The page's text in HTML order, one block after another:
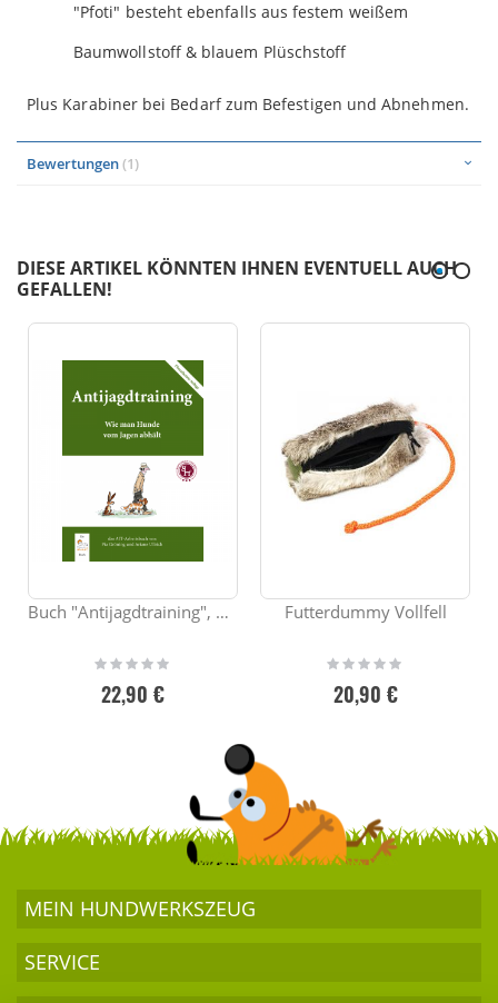
"Pfoti" besteht ebenfalls aus festem weißem
Baumwollstoff & blauem Plüschstoff
Plus Karabiner bei Bedarf zum Befestigen und Abnehmen.
Bewertungen 1
DIESE ARTIKEL KÖNNTEN IHNEN EVENTUELL AUCH
GEFALLEN!
Buch "Antijagdtraining", das Original
Rating:
0%
22,90 €
Futterdummy Vollfell
Rating:
0%
20,90 €
MEIN HUND­WERKSZEUG
SERVICE